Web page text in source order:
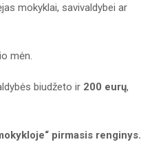
mokyklai, savivaldybei ar
mėn.
biudžeto ir 200 eurų,
pirmasis renginys.